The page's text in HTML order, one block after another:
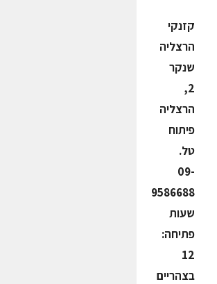
קזנקי
הרצליה
שנקר
2,
הרצליה
פיתוח
טל.
09-
9586688
שעות
פתיחה:
12
בצהריים